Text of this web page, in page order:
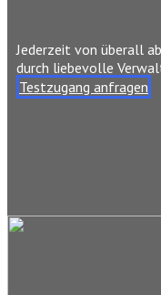
Jederzeit von überall
durch liebevolle
Testzugang anfragen